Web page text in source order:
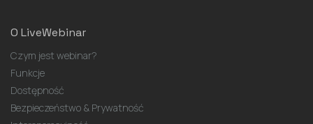
O LiveWebinar
Czym jest webinar?
Funkcje
Dostępność
Bezpieczeństwo & Prywatność